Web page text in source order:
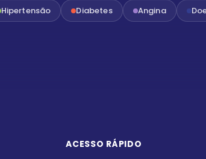
Hipertensão Diabetes Angina
ACESSO RÁPIDO